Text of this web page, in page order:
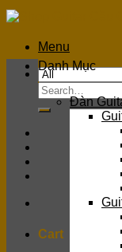
Skip
to
contentMenu
Search
for:
Cart
Danh Mục
Đàn